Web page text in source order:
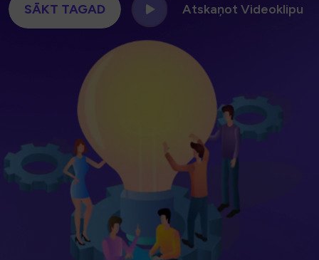
SĀKT TAGAD Atskaņot Videoklipu